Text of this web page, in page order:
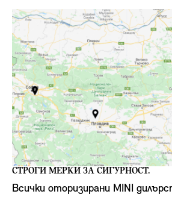
СТРОГИ МЕРКИ ЗА СИГУРНОСТ.
Всички оторизирани MINI